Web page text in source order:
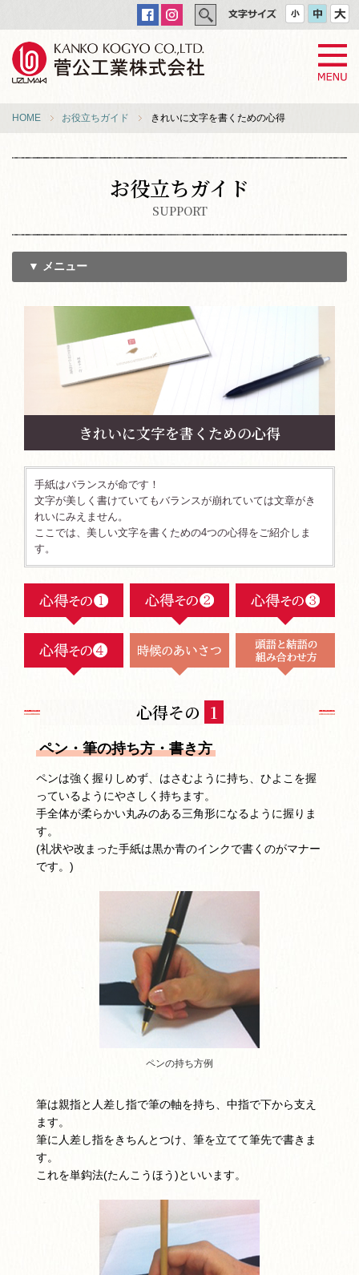
HOME お役立ちガイド きれいに文字を書くための心得
お役立ちガイド
SUPPORT
▼ メニュー
きれいに文字を書くための心得
手紙はバランスが命です！
文字が美しく書けていてもバランスが崩れていては文章がき
れいにみえません。
ここでは、美しい文字を書くための4つの心得をご紹介しま
す。
心得その 1
ペン・筆の持ち方・書き方
ペンは強く握りしめず、はさむように持ち、ひよこを握
っているようにやさしく持ちます。
手全体が柔らかい丸みのある三角形になるように握りま
す。
(礼状や改まった手紙は黒か青のインクで書くのがマナー
です。)
ペンの持ち方例
筆は親指と人差し指で筆の軸を持ち、中指で下から支え
ます。
筆に人差し指をきちんとつけ、筆を立てて筆先で書きま
す。
これを単鈎法(たんこうほう)といいます。